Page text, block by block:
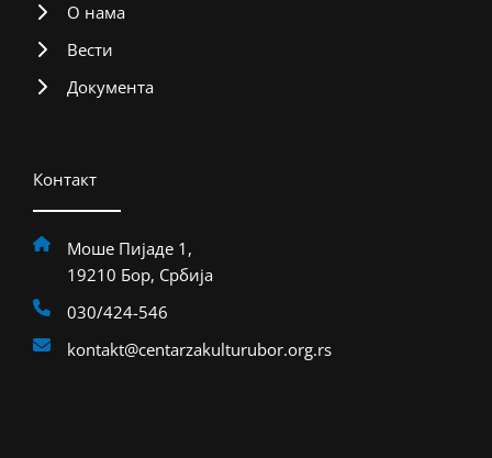
О нама
Вести
Документа
Контакт
Моше Пијаде 1,
19210 Бор, Србија
030/424-546
kontakt@centarzakulturubor.org.rs